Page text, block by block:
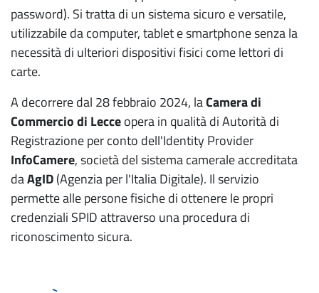
password). Si tratta di un sistema sicuro e versatile,
utilizzabile da computer, tablet e smartphone senza la
necessità di ulteriori dispositivi fisici come lettori di
carte.
A decorrere dal 28 febbraio 2024, laCamera di
Commercio di Lecceopera in qualità di Autorità di
Registrazione per conto dell'Identity Provider
InfoCamere, società del sistema camerale accreditata
daAgID(Agenzia per l'Italia Digitale). Il servizio
permette alle persone fisiche di ottenere le propri
credenziali SPID attraverso una procedura di
riconoscimento sicura.